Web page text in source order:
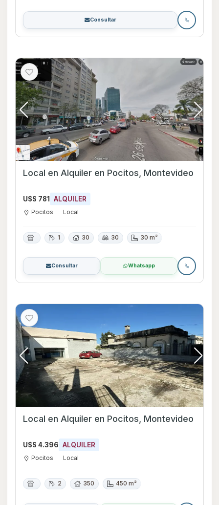
Consultar
Local en Alquiler en Pocitos, Montevideo
U$S 781 ALQUILER
Pocitos Local
1 30 30 30 m²
Consultar Whatsapp
Local en Alquiler en Pocitos, Montevideo
U$S 4.396 ALQUILER
Pocitos Local
2 350 450 m²